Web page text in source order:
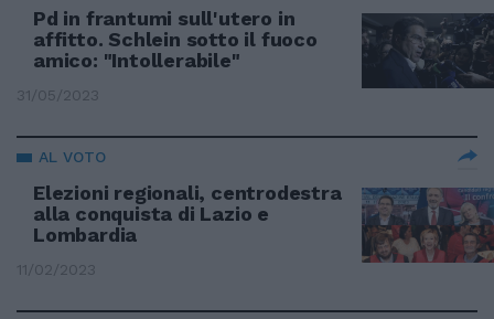
Pd in frantumi sull'utero in
affitto. Schlein sotto il fuoco
amico: "Intollerabile"
31/05/2023
AL VOTO
Elezioni regionali, centrodestra
alla conquista di Lazio e
Lombardia
11/02/2023